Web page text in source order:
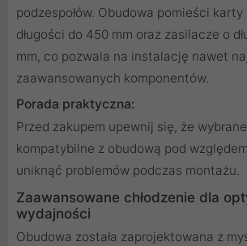
podzespołów. Obudowa pomieści
długości do 450 mm oraz zasilacze o
mm, co pozwala na instalację nawet
zaawansowanych komponentów.
Porada praktyczna:
Przed zakupem upewnij się, że
kompatybilne z obudową pod
uniknąć problemów podczas montażu.
Zaawansowane chłodzenie dla
wydajności
Obudowa została zaprojektowana z